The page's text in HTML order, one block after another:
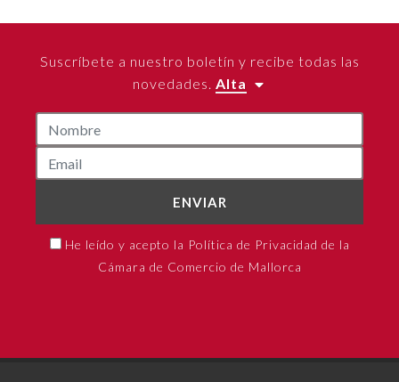
Suscríbete a nuestro boletín y recibe todas las
novedades. Alta
ENVIAR
He leído y acepto la Política de Privacidad de la
Cámara de Comercio de Mallorca